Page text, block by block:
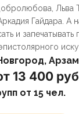
Льва
Гайдара. А
и запечатывать
13 400 руб
от 15 чел.